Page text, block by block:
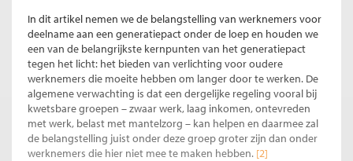
In dit artikel nemen we de belangstelling van werknemers voor
deelname aan een generatiepact onder de loep en houden we
een van de belangrijkste kernpunten van het generatiepact
tegen het licht: het bieden van verlichting voor oudere
werknemers die moeite hebben om langer door te werken. De
algemene verwachting is dat een dergelijke regeling vooral bij
kwetsbare groepen – zwaar werk, laag inkomen, ontevreden
met werk, belast met mantelzorg – kan helpen en daarmee zal
de belangstelling juist onder deze groep groter zijn dan onder
werknemers die hier niet mee te maken hebben. [2]